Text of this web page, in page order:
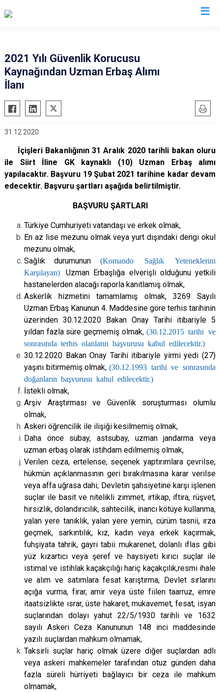
2021 Yılı Güvenlik Korucusu
Kaynağından Uzman Erbaş Alımı
İlanı
31.12.2020
İçişleri Bakanlığının 31 Aralık 2020 tarihli bakan oluru
ile Siirt İline GK kaynaklı (10) Uzman Erbaş alımı
yapılacaktır. Başvuru 19 Şubat 2021 tarihine kadar devam
edecektir. Başvuru şartları aşağıda belirtilmiştir.
BAŞVURU ŞARTLARI
Türkiye Cumhuriyeti vatandaşı ve erkek olmak,
En az lise mezunu olmak veya yurt dışındaki dengi okul
mezunu olmak,
Sağlık durumunun
(Komando Sağlık Yeteneklerini
Karşılayan)Uzman Erbaşlığa elverişli olduğunu yetkili
hastanelerden alacağı raporla kanıtlamış olmak,
Askerlik hizmetini tamamlamış olmak, 3269 Sayılı
Uzman Erbaş Kanunun 4. Maddesine göre terhis tarihinin
üzerinden 30.12.2020 Bakan Onay Tarihi itibariyle 5
yıldan fazla süre geçmemiş olmak, (30. 12 2015 tarihi ve
sonrasında terhis olanların başvurusu kabul edilecektir.)
30.12.2020 Bakan Onay Tarihi itibariyle yirmi yedi (27)
yaşını bitirmemiş olmak, (30 12 1993 tarihi ve sonrasında
doğanların başvurusu kabul edilecektir.)
İstekli olmak,
Arşiv Araştırması ve Güvenlik soruşturması olumlu
olmak,
Askeri öğrencilik ile ilişiği kesilmemiş olmak,
Daha önce subay, astsubay, uzman jandarma veya
uzman erbaş olarak istihdam edilmemiş olmak,
Verilen ceza, ertelense, seçenek yaptırımlara çevrilse,
hükmün açıklanmasının geri bırakılmasına karar verilse
veya affa uğrasa dahi; Devletin şahsiyetine karşı işlenen
suçlar ile basit ve nitelikli zimmet, irtikap, iftira, rüşvet,
hırsızlık, dolandırıcılık, sahtecilik, inancı kötüye kullanma,
yalan yere tanıklık, yalan yere yemin, cürüm tasnii, ırza
geçmek, sarkıntılık, kız, kadın veya erkek kaçırmak,
fuhşiyata tahrik, gayri tabii mukarenet, dolanlı iflas gibi
yüz kızartıcı veya şeref ve haysiyeti kırıcı suçlar ile
istimal ve istihlak kaçakçılığı hariç kaçakçılık,resmi ihale
ve alım ve satımlara fesat karıştırma, Devlet sırlarını
açığa vurma, firar, amir veya üste fiilen taarruz, emre
itaatsizlikte ısrar, üste hakaret, mukavemet, fesat, isyan
suçlarından dolayı yahut 22/5/1930 tarihli ve 1632
sayılı Askeri Ceza Kanununun 148 inci maddesinde
yazılı suçlardan mahkum olmamak,
Taksirli suçlar hariç olmak üzere diğer suçlardan adlı
veya askeri mahkemeler tarafından otuz günden daha
fazla süreli hürriyeti bağlayıcı bir ceza ile mahkum
olmamak,